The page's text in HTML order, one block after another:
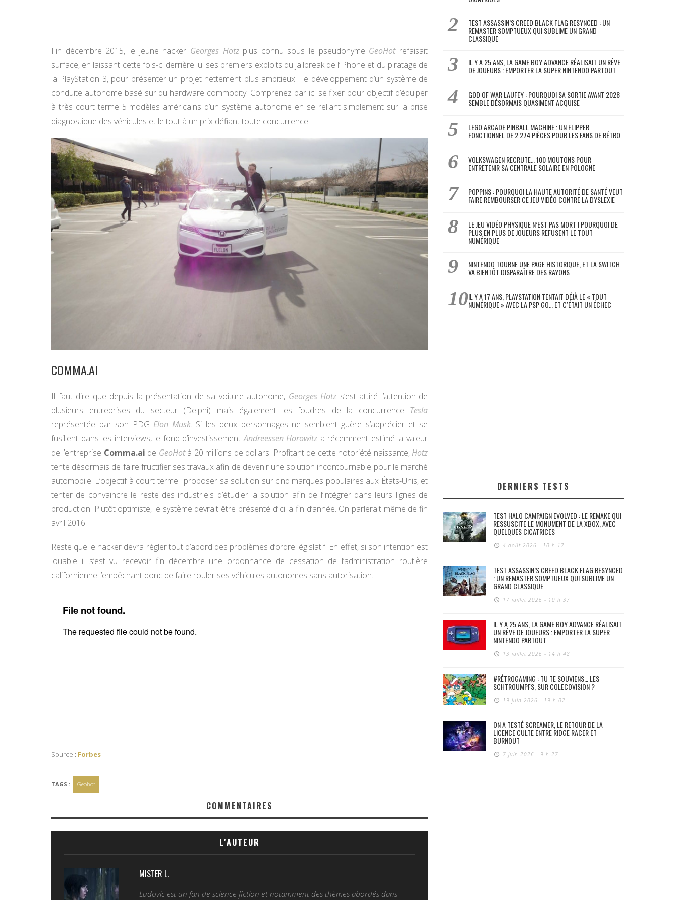
Fin décembre 2015, le jeune hacker Georges Hotzplus connu sous le pseudonyme GeoHotrefaisait
surface, en laissant cette fois-ci derrière lui ses premiers exploits du jailbreak de l’iPhone et du piratage de
la PlayStation 3, pour présenter un projet nettement plus ambitieux : le développement d’un système de
conduite autonome basé sur du hardware commodity. Comprenez par ici se fixer pour objectif d’équiper
à très court terme 5 modèles américains d’un système autonome en se reliant simplement sur la prise
diagnostique des véhicules et le tout à un prix défiant toute concurrence.
COMMA.AI
Il faut dire que depuis la présentation de sa voiture autonome, Georges Hotz s’est attiré l’attention de
plusieurs entreprises du secteur (Delphi) mais également les foudres de la concurrence Tesla
représentée par son PDG Elon Musk. Si les deux personnages ne semblent guère s’apprécier et se
fusillent dans les interviews, le fond d’investissementAndreessen Horowitz a récemment estimé la valeur
de l’entreprise Comma.ai de GeoHotà 20 millions de dollars. Profitant de cette notoriété naissante, Hotz
tente désormais de faire fructifier ses travaux afin de devenir une solution incontournable pour le marché
automobile. L’objectif à court terme : proposer sa solution sur cinq marques populaires aux États-Unis, et
tenter de convaincre le reste des industriels d’étudier la solution afin de l’intégrer dans leurs lignes de
production. Plutôt optimiste, le système devrait être présenté d’ici la fin d’année. On parlerait même de fin
avril 2016.
Reste que le hacker devra régler tout d’abord des problèmes d’ordre législatif. En effet, si son intention est
louable il s’est vu recevoir fin décembre une ordonnance de cessation de l’administration routière
californienne l’empêchant donc de faire rouler ses véhicules autonomes sans autorisation.
Source : Forbes
TAGS : Geohot
COMMENTAIRES
L'AUTEUR
MISTER L.
Ludovic est un fan de science fiction et notamment des thèmes abordés dans
TEST ASSASSIN’S CREED BLACK FLAG RESYNCED : UN
REMASTER SOMPTUEUX QUI SUBLIME UN GRAND
CLASSIQUE
IL Y A 25 ANS, LA GAME BOY ADVANCE RÉALISAIT UN RÊVE
DE JOUEURS : EMPORTER LA SUPER NINTENDO PARTOUT
GOD OF WAR LAUFEY : POURQUOI SA SORTIE AVANT 2028
SEMBLE DÉSORMAIS QUASIMENT ACQUISE
LEGO ARCADE PINBALL MACHINE : UN FLIPPER
FONCTIONNEL DE 2 274 PIÈCES POUR LES FANS DE RÉTRO
VOLKSWAGEN RECRUTE… 100 MOUTONS POUR
ENTRETENIR SA CENTRALE SOLAIRE EN POLOGNE
POPPINS : POURQUOI LA HAUTE AUTORITÉ DE SANTÉ VEUT
FAIRE REMBOURSER CE JEU VIDÉO CONTRE LA DYSLEXIE
LE JEU VIDÉO PHYSIQUE N’EST PAS MORT ! POURQUOI DE
PLUS EN PLUS DE JOUEURS REFUSENT LE TOUT
NUMÉRIQUE
NINTENDO TOURNE UNE PAGE HISTORIQUE, ET LA SWITCH
VA BIENTÔT DISPARAÎTRE DES RAYONS
IL Y A 17 ANS, PLAYSTATION TENTAIT DÉJÀ LE « TOUT
NUMÉRIQUE » AVEC LA PSP GO… ET C’ÉTAIT UN ÉCHEC
DERNIERS TESTS
TEST HALO CAMPAIGN EVOLVED : LE REMAKE QUI
RESSUSCITE LE MONUMENT DE LA XBOX, AVEC
QUELQUES CICATRICES
4 août 2026 - 10 h 17
TEST ASSASSIN’S CREED BLACK FLAG RESYNCED
: UN REMASTER SOMPTUEUX QUI SUBLIME UN
GRAND CLASSIQUE
17 juillet 2026 - 10 h 37
IL Y A 25 ANS, LA GAME BOY ADVANCE RÉALISAIT
UN RÊVE DE JOUEURS : EMPORTER LA SUPER
NINTENDO PARTOUT
13 juillet 2026 - 14 h 48
#RÉTROGAMING : TU TE SOUVIENS… LES
SCHTROUMPFS, SUR COLECOVISION ?
19 juin 2026 - 19 h 02
ON A TESTÉ SCREAMER, LE RETOUR DE LA
LICENCE CULTE ENTRE RIDGE RACER ET
BURNOUT
7 juin 2026 - 9 h 27